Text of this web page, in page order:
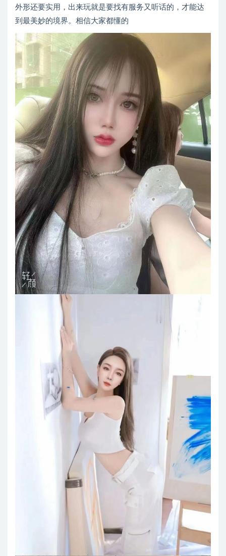
外形还要实用，出来玩就是要找有服务又听话的，才能达
到最美妙的境界。相信大家都懂的